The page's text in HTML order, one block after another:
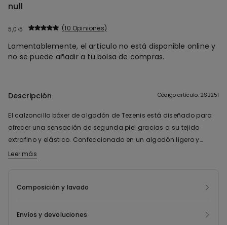
null
5,0 10 Opiniones
Lamentablemente, el artículo no está disponible online y
no se puede añadir a tu bolsa de compras.
Descripción Código artículo: 2SB251
El calzoncillo bóxer de algodón de Tezenis está diseñado para
ofrecer una sensación de segunda piel gracias a su tejido
extrafino y elástico. Confeccionado en un algodón ligero y
transpirable, proporciona frescura y comodidad durante todo el
para caballero con algodón ofrece el soporte y la cobertura
interior está disponible en tallas de S a XXL y en colores neutros
Leer más
Composición y lavado
Envíos y devoluciones